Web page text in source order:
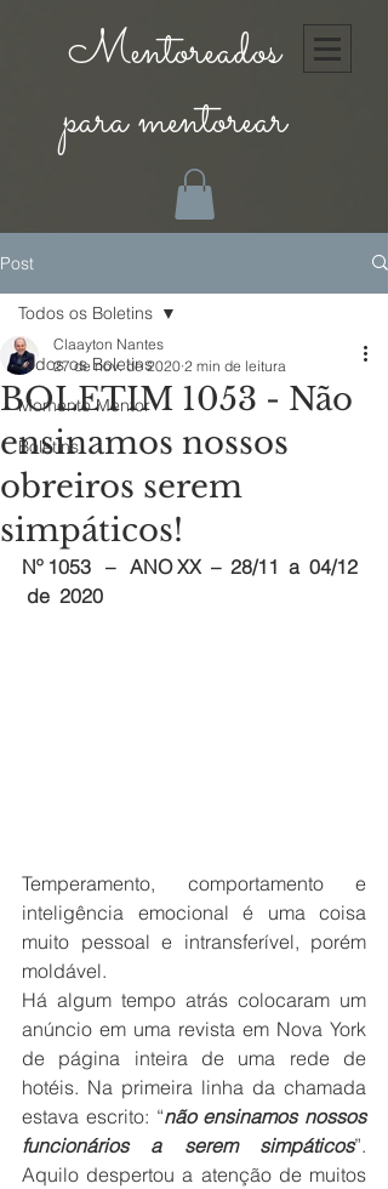
Mentoreados
para mentorear
Post
Todos os Boletins
Momento Mentor
Boletins
Todos os Boletins
BOLETIM 1053 - Não
ensinamos nossos
obreiros serem
simpáticos!
Claayton Nantes
27 de nov. de 2020 2 min de leitura
Nº 1053 – ANO XX –  28/11  a  04/12
de 2020
Temperamento, comportamento e
inteligência emocional é uma coisa
muito pessoal e intransferível, porém
moldável.
Há algum tempo atrás colocaram um
anúncio em uma revista em Nova York
de página inteira de uma rede de
hotéis. Na primeira linha da chamada
estava escrito: “não ensinamos nossos
funcionários a serem simpáticos”.
Aquilo despertou a atenção de muitos